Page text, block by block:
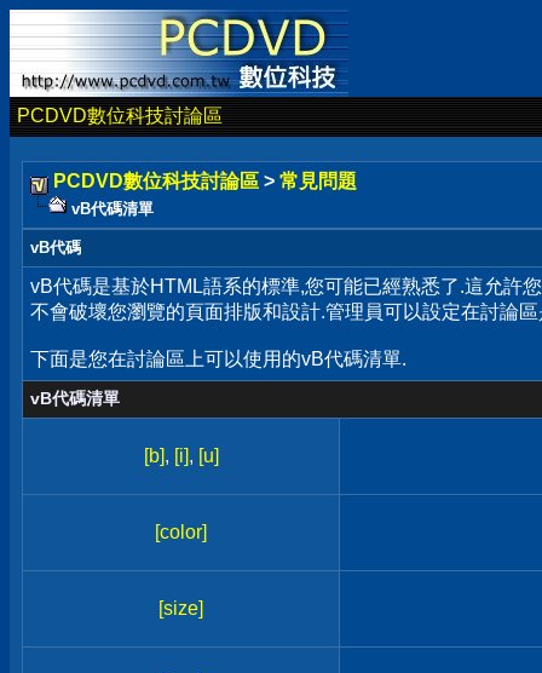
PCDVD數位科技討論區
PCDVD數位科技討論區 > 常見問題
vB代碼清單
vB代碼
vB代碼是基於HTML語系的標準,您可能已經熟悉了.這允許
不會破壞您瀏覽的頁面排版和設計.管理員可以設定在討論
下面是您在討論區上可以使用的vB代碼清單.
vB代碼清單
[b], [i], [u]
[color]
[size]